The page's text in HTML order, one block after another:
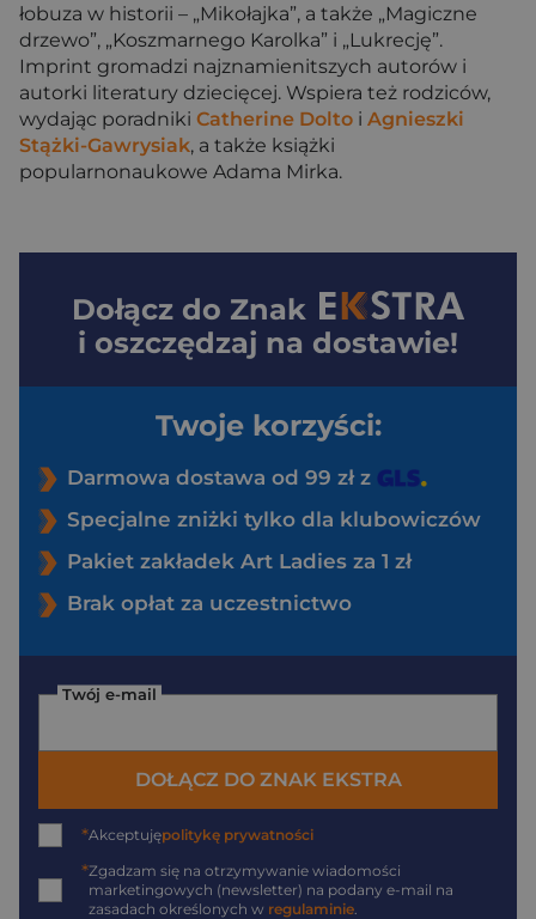
łobuza w historii – „Mikołajka”, a także „Magiczne
drzewo”, „Koszmarnego Karolka” i „Lukrecję”.
Imprint gromadzi najznamienitszych autorów i
autorki literatury dziecięcej. Wspiera też rodziców,
wydając poradniki Catherine Dolto i Agnieszki
Stążki-Gawrysiak, a także książki
popularnonaukowe Adama Mirka.
Dołącz do Znak
i oszczędzaj na dostawie!
Twoje korzyści:
Darmowa dostawa od 99 zł z
Specjalne zniżki tylko dla klubowiczów
Pakiet zakładek Art Ladies za 1 zł
Brak opłat za uczestnictwo
Twój e-mail
DOŁĄCZ DO ZNAK EKSTRA
*Akceptujępolitykę prywatności
*Zgadzam się na otrzymywanie wiadomości
marketingowych (newsletter) na podany e-mail na
zasadach określonych w regulaminie